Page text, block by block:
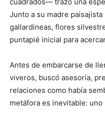
Junto a su madre paisajista
gallardineas, flores
puntapié inicial para
Antes de embarcarse de
viveros, buscó asesoría,
relaciones como había
metáfora es inevitable: